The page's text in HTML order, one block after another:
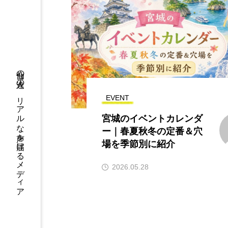
仙台の人達の、リアルな声を届けるメディア EVENT
宮城のイベントカレンダ
ー｜春夏秋冬の定番＆穴
場を季節別に紹介
2026.05.28